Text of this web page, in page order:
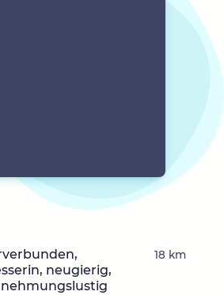
neugierig,
18 km